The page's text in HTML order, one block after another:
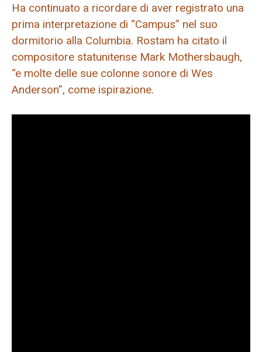
Ha continuato a ricordare di aver registrato una
prima interpretazione di “Campus” nel suo
dormitorio alla Columbia. Rostam ha citato il
compositore statunitense Mark Mothersbaugh,
“e molte delle sue colonne sonore di Wes
Anderson”, come ispirazione.